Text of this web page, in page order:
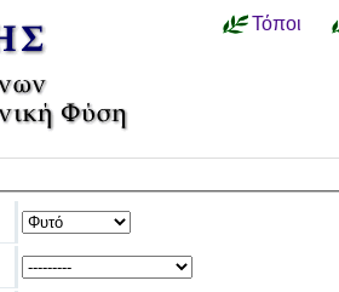
Τόποι